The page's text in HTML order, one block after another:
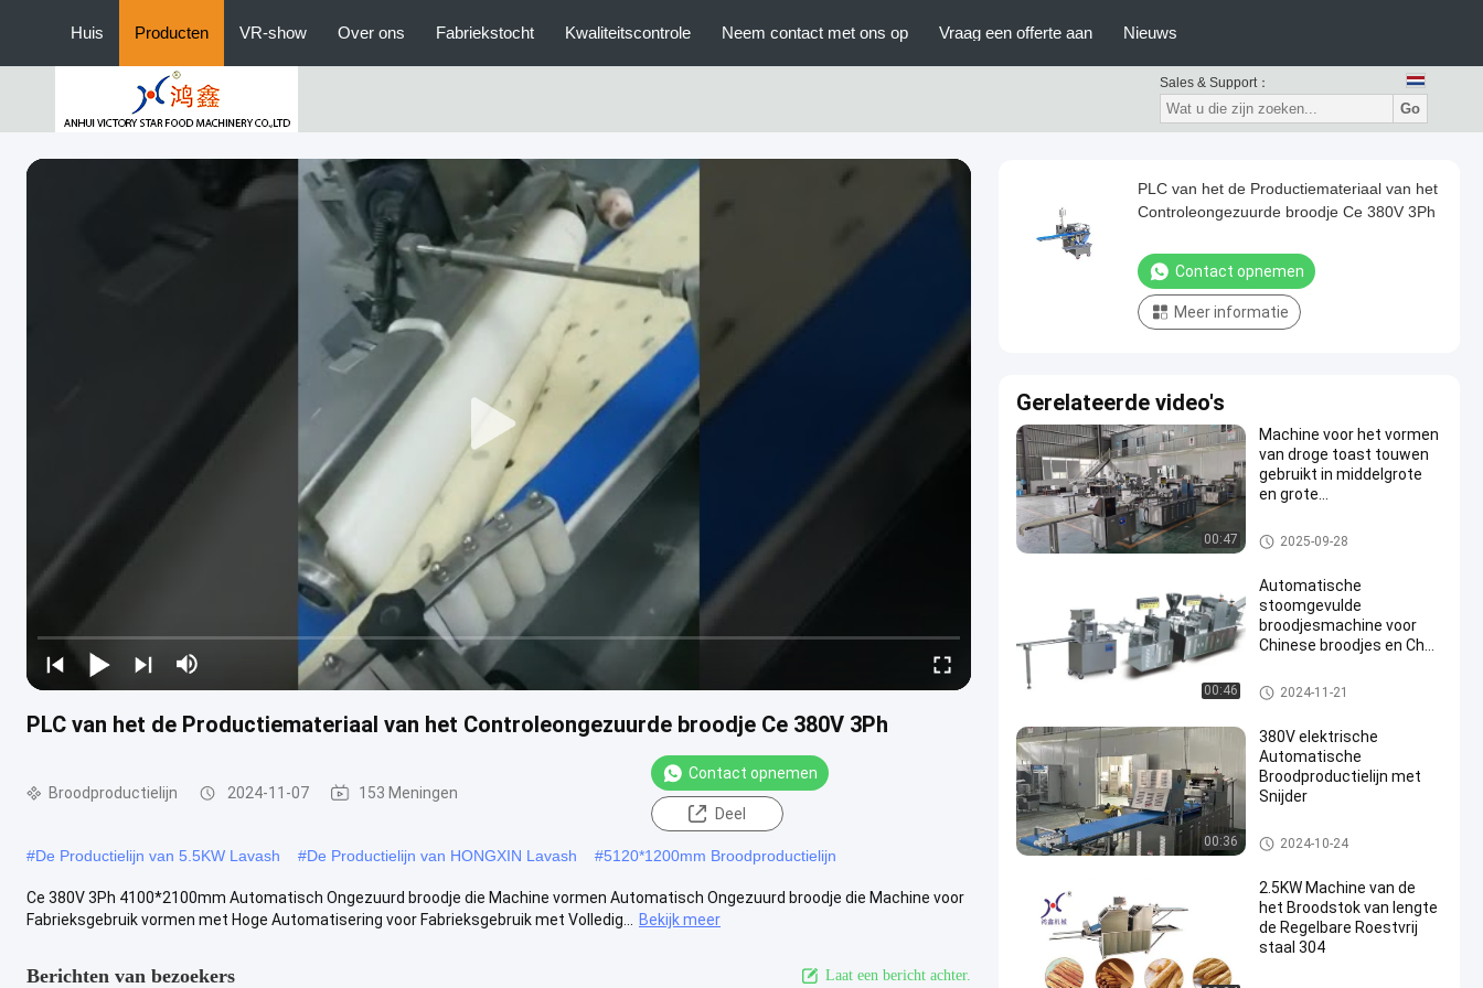
Huis Producten VR-show Over ons Fabriekstocht Kwaliteitscontrole Neem contact met ons op Vraag een offerte aan Nieuws
Sales & Support：
Go
PLC van het de Productiemateriaal van het Controleongezuurde broodje Ce 380V 3Ph
Broodproductielijn 2024-11-07 153 Meningen
Contact opnemen
Deel
#De Productielijn van 5.5KW Lavash #De Productielijn van HONGXIN Lavash #5120*1200mm Broodproductielijn
Ce 380V 3Ph 4100*2100mm Automatisch Ongezuurd broodje die Machine vormen Automatisch Ongezuurd broodje die Machine voor
Fabrieksgebruik vormen met Hoge Automatisering voor Fabrieksgebruik met Volledig...
Bekijk meer
Berichten van bezoekers Laat een bericht achter.
PLC van het de Productiemateriaal van het
Controleongezuurde broodje Ce 380V 3Ph
Contact opnemen
Meer informatie
Gerelateerde video's
00:47
Machine voor het vormen
van droge toast touwen
gebruikt in middelgrote
en grote
Broodproductielijn
2025-09-28
00:46
Automatische
stoomgevulde
broodjesmachine voor
Chinese broodjes en Cha
Gestoomde Gevulde Broodjes
machine
2024-11-21
00:36
380V elektrische
Automatische
Broodproductielijn met
Snijder
Broodproductielijn
2024-10-24
2.5KW Machine van de
het Broodstok van lengte
de Regelbare Roestvrij
staal 304